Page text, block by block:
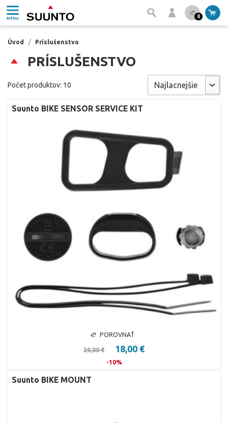
0
Úvod / Príslušenstvo
PRÍSLUŠENSTVO
Počet produktov: 10
Suunto BIKE SENSOR SERVICE KIT
POROVNAŤ
20,00 € 18,00 €
-10%
Suunto BIKE MOUNT